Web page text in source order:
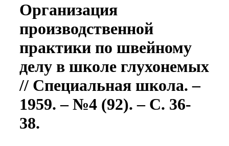
Организация
производственной
практики по швейному
делу в школе глухонемых
// Специальная школа. –
1959. – №4 (92). – С. 36-
38.